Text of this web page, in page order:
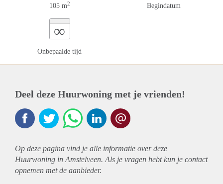
105 m2 Begindatum
∞
Onbepaalde tijd
Deel deze Huurwoning met je vrienden!
Op deze pagina vind je alle informatie over deze
Huurwoning in Amstelveen. Als je vragen hebt kun je contact
opnemen met de aanbieder.